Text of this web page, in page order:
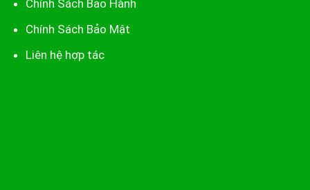
Chính Sách Bảo Hành
Chính Sách Bảo Mật
Liên hệ hợp tác